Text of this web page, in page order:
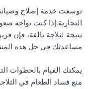
توسعت خدمة إصلاح
التجارية.إذا كنت تواجه
نتيجة لثلاجة تالفة، فإن
مساعدتك في حل هذه
يمكنك القيام بالخطوات
منع فساد الطعام في